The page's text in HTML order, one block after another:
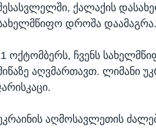
ქალაქის
დროშა დაამაგრა.
ოქტომბერს, ჩვენს
აღვმართავთ. ლიმანი
აღმოსავლეთის